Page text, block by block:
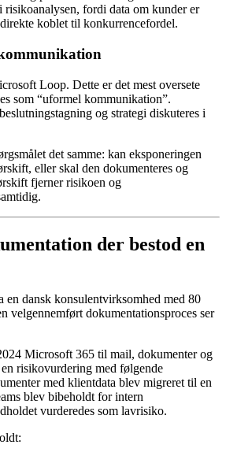
risikoanalysen, fordi data om kunder er
koblet til konkurrencefordel.
Loop. Dette er det mest oversete
som “uformel kommunikation”.
og strategi diskuteres i
det samme: kan eksponeringen
eller skal den dokumenteres og
fjerner risikoen og
der bestod en
en dansk konsulentvirksomhed med 80
velgennemført dokumentationsproces ser
Microsoft 365 til mail, dokumenter og
risikovurdering med følgende
med klientdata blev migreret til en
blev bibeholdt for intern
vurderedes som lavrisiko.